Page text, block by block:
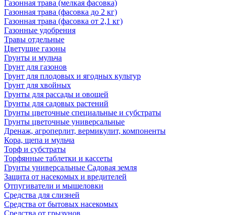
Газонная трава (мелкая фасовка)
Газонная трава (фасовка до 2 кг)
Газонная трава (фасовка от 2,1 кг)
Газонные удобрения
Травы отдельные
Цветущие газоны
Грунты и мульча
Грунт для газонов
Грунт для плодовых и ягодных культур
Грунт для хвойных
Грунты для рассады и овощей
Грунты для садовых растений
Грунты цветочные специальные и субстраты
Грунты цветочные универсальные
Дренаж, агроперлит, вермикулит, компоненты
Кора, щепа и мульча
Торф и субстраты
Торфянные таблетки и кассеты
Грунты универсальные Садовая земля
Защита от насекомых и вредителей
Отпугиватели и мышеловки
Средства для слизней
Средства от бытовых насекомых
Средства от грызунов